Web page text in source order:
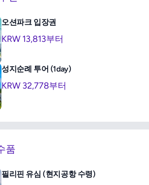
오션파크 입장권
KRW 13,813부터
성지순례 투어 (1day)
KRW 32,778부터
품
필리핀 유심 (현지공항 수령)